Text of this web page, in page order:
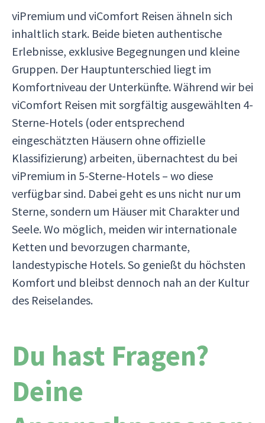
viPremium und viComfort Reisen ähneln sich
inhaltlich stark. Beide bieten authentische
Erlebnisse, exklusive Begegnungen und kleine
Gruppen. Der Hauptunterschied liegt im
Komfortniveau der Unterkünfte. Während wir bei
viComfort Reisen mit sorgfältig ausgewählten 4-
Sterne-Hotels (oder entsprechend
eingeschätzten Häusern ohne offizielle
Klassifizierung) arbeiten, übernachtest du bei
viPremium in 5-Sterne-Hotels – wo diese
verfügbar sind. Dabei geht es uns nicht nur um
Sterne, sondern um Häuser mit Charakter und
Seele. Wo möglich, meiden wir internationale
Ketten und bevorzugen charmante,
landestypische Hotels. So genießt du höchsten
Komfort und bleibst dennoch nah an der Kultur
des Reiselandes.
Du hast Fragen?
Deine